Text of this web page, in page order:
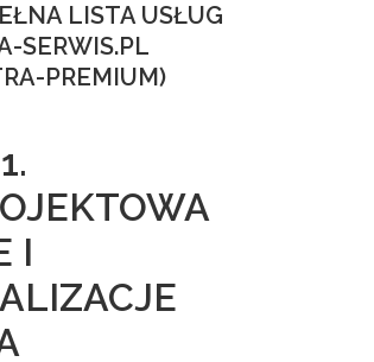
LISTA USŁUG
SERWIS.PL
PREMIUM)
1.
I